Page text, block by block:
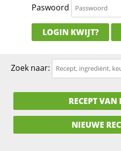
Paswoord
LOGIN KWIJT?
Zoek naar:
RECEPT VAN
NIEUWE